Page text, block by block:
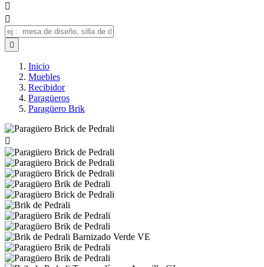



Inicio
Muebles
Recibidor
Paragüeros
Paragüero Brik
